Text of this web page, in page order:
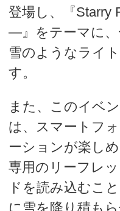
登場し、『Starry
―』をテーマに、
雪のようなライ
す。
また、このイベ
は、スマートフ
ーションが楽し
専用のリーフレ
ドを読み込むこ
に雪を降り積も